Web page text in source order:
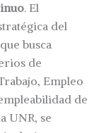
. El
del
busca
de
Empleo
de
UNR, se